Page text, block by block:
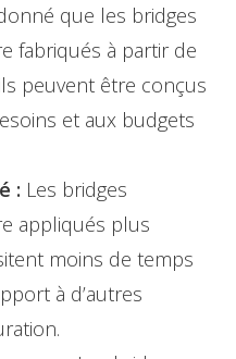
que les bridges
fabriqués à partir de
peuvent être conçus
et aux budgets
: Les bridges
appliqués plus
moins de temps
à d’autres